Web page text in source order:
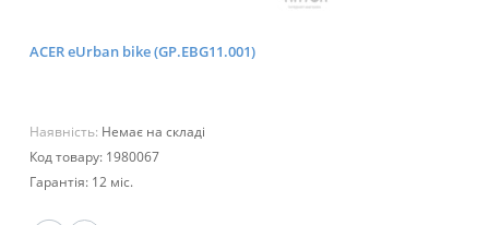
ACER eUrban bike (GP.EBG11.001)
Наявність: Немає на складі
Код товару: 1980067
Гарантія: 12 міс.